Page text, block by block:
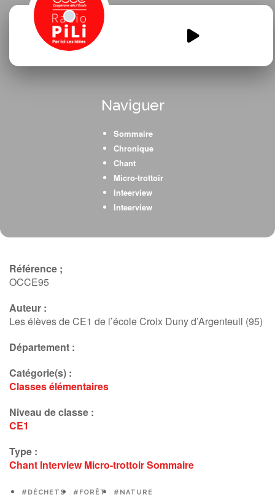
Les-Super-Heros-de-la-
Naviguer
Sommaire
Chronique
Chant
Micro-trottoir
Inteerview
Inteerview
Référence ;
OCCE95
Auteur :
Les élèves de CE1 de l’école Croix Duny d’Argenteuil (95)
Département :
Catégorie(s) :
Classes élémentaires
Niveau de classe :
CE1
Type :
Chant Interview Micro-trottoirSommaire
#DÉCHETS #FORÊT #NATURE